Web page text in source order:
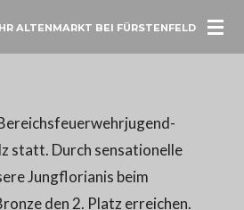
ALTENMARKT BEI FÜRSTENFELD
statt. Durch sensationelle
Jungflorianis beim
den 2. Platz erreichen.